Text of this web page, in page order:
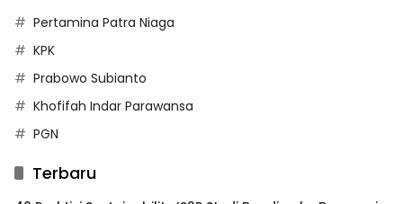
Pertamina Patra Niaga
KPK
Prabowo Subianto
Khofifah Indar Parawansa
PGN
Terbaru